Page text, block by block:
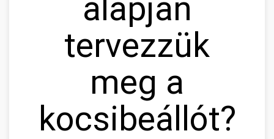
alapján
tervezzük
meg a
kocsibeállót?